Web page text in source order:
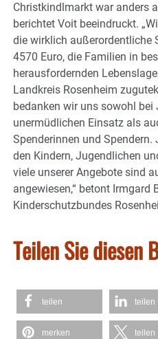
Christkindlmarkt war anders
berichtet Voit beeindruckt.
die wirklich außerordentliche
4570 Euro, die Familien in
herausfordernden
Landkreis Rosenheim
bedanken wir uns sowohl
unermüdlichen Einsatz als
Spenderinnen und
den Kindern, Jugendlichen
viele unserer Angebote sind
angewiesen,“ betont Irmgard
Kinderschutzbundes
Teilen Sie diesen
teilen teilen
merken teilen